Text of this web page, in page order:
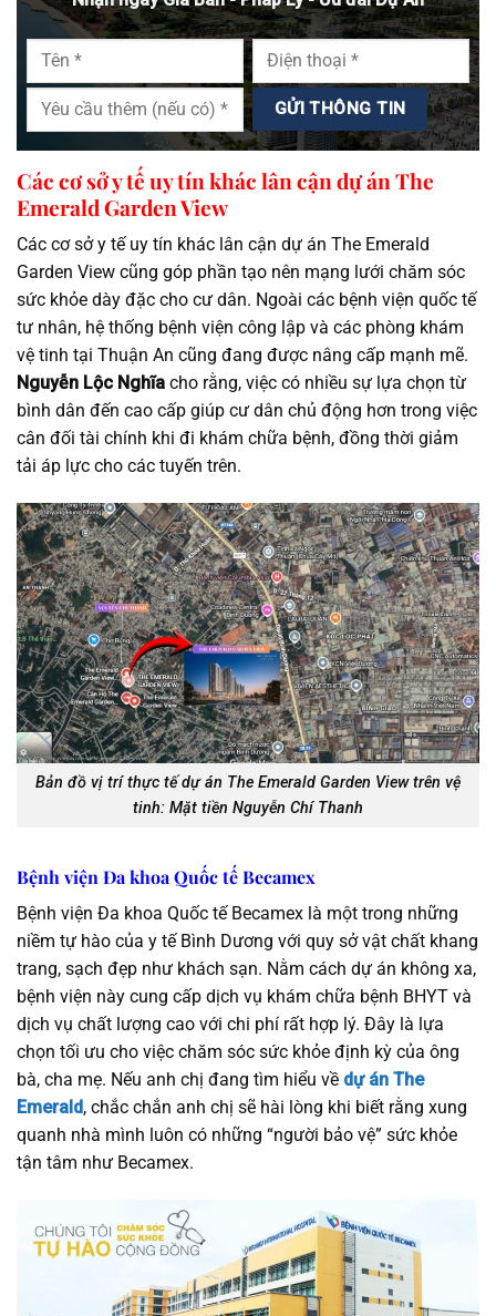
Các cơ sở y tế uy tín khác lân cận dự án The
Emerald Garden View
Các cơ sở y tế uy tín khác lân cận dự án The Emerald
Garden View cũng góp phần tạo nên mạng lưới chăm sóc
sức khỏe dày đặc cho cư dân. Ngoài các bệnh viện quốc tế
tư nhân, hệ thống bệnh viện công lập và các phòng khám
vệ tinh tại Thuận An cũng đang được nâng cấp mạnh mẽ.
Nguyễn Lộc Nghĩa cho rằng, việc có nhiều sự lựa chọn từ
bình dân đến cao cấp giúp cư dân chủ động hơn trong việc
cân đối tài chính khi đi khám chữa bệnh, đồng thời giảm
tải áp lực cho các tuyến trên.
Bản đồ vị trí thực tế dự án The Emerald Garden View trên vệ
tinh: Mặt tiền Nguyễn Chí Thanh
Bệnh viện Đa khoa Quốc tế Becamex
Bệnh viện Đa khoa Quốc tế Becamex là một trong những
niềm tự hào của y tế Bình Dương với quy sở vật chất khang
trang, sạch đẹp như khách sạn. Nằm cách dự án không xa,
bệnh viện này cung cấp dịch vụ khám chữa bệnh BHYT và
dịch vụ chất lượng cao với chi phí rất hợp lý. Đây là lựa
chọn tối ưu cho việc chăm sóc sức khỏe định kỳ của ông
bà, cha mẹ. Nếu anh chị đang tìm hiểu về dự án The
Emerald, chắc chắn anh chị sẽ hài lòng khi biết rằng xung
quanh nhà mình luôn có những “người bảo vệ” sức khỏe
tận tâm như Becamex.